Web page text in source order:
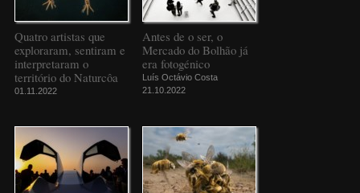
Quatro artistas que
exploraram, sentiram e
interpretaram o
território do Naturcôa
01.11.2022
Antes de o ser, o
Mercado do Bolhão já
era fotogénico
Luís Octávio Costa
21.10.2022